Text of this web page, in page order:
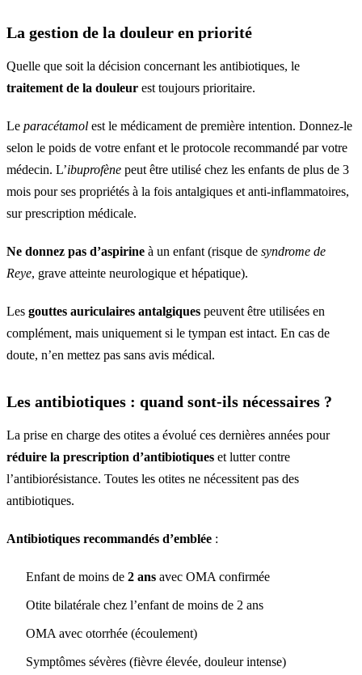
La gestion de la douleur en priorité
Quelle que soit la décision concernant les antibiotiques, le
traitement de la douleur est toujours prioritaire.
Le paracétamol est le médicament de première intention. Donnez-le
selon le poids de votre enfant et le protocole recommandé par votre
médecin. L’ibuprofène peut être utilisé chez les enfants de plus de 3
mois pour ses propriétés à la fois antalgiques et anti-inflammatoires,
sur prescription médicale.
Ne donnez pas d’aspirine à un enfant (risque de syndrome de
Reye, grave atteinte neurologique et hépatique).
Les gouttes auriculaires antalgiques peuvent être utilisées en
complément, mais uniquement si le tympan est intact. En cas de
doute, n’en mettez pas sans avis médical.
Les antibiotiques : quand sont-ils nécessaires ?
La prise en charge des otites a évolué ces dernières années pour
réduire la prescription d’antibiotiques et lutter contre
l’antibiorésistance. Toutes les otites ne nécessitent pas des
antibiotiques.
Antibiotiques recommandés d’emblée :
Enfant de moins de 2 ans avec OMA confirmée
Otite bilatérale chez l’enfant de moins de 2 ans
OMA avec otorrhée (écoulement)
Symptômes sévères (fièvre élevée, douleur intense)